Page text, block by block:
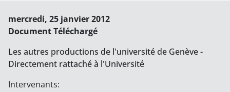
mercredi, 25 janvier 2012
Document Téléchargé
Les autres productions de l'université de Genève -
Directement rattaché à l'Université
Intervenants: